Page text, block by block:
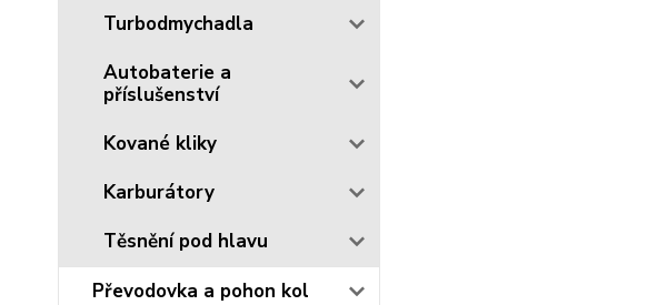
Turbodmychadla
Autobaterie a
příslušenství
Kované kliky
Karburátory
Těsnění pod hlavu
Převodovka a pohon kol